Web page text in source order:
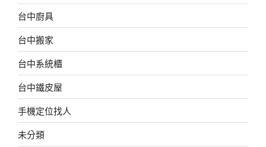
台中廚具
台中搬家
台中系統櫃
台中鐵皮屋
手機定位找人
未分類